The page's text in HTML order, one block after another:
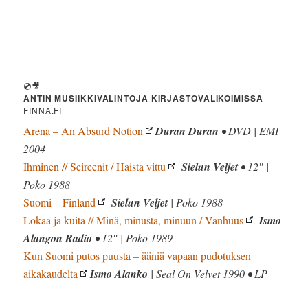
💿🎥
ANTIN MUSIIKKIVALINTOJA KIRJASTOVALIKOIMISSA
FINNA.FI
Arena – An Absurd Notion Duran Duran • DVD | EMI
2004
Ihminen // Seireenit / Haista vittu
Sielun Veljet• 12″ |
Poko 1988
Suomi – Finland
Sielun Veljet| Poko 1988
Lokaa ja kuita // Minä, minusta, minuun / Vanhuus
Ismo
Alangon Radio • 12″ | Poko 1989
Kun Suomi putos puusta – ääniä vapaan pudotuksen
aikakaudelta
Ismo Alanko | Seal On Velvet 1990 • LP